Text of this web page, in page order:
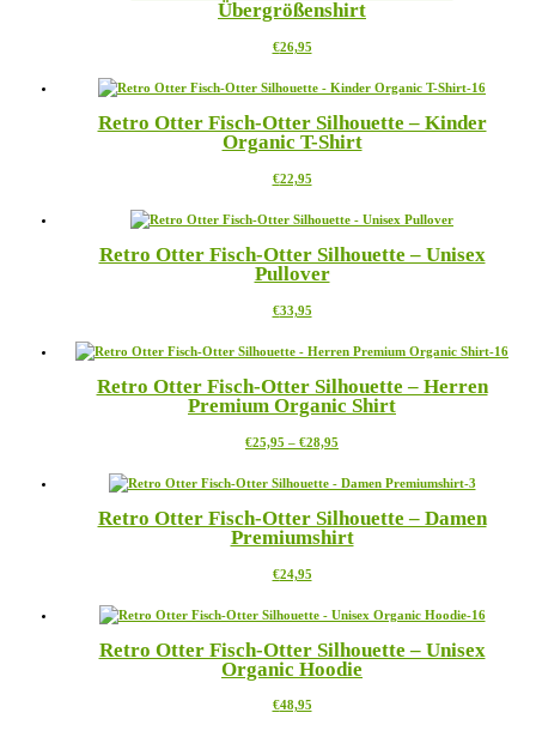
Übergrößenshirt
€26,95Dieses
weist
Varianten
auf.
Optionen
auf
Produktseite
gewählt
Retro Otter Fisch-Otter Silhouette – Kinder
Organic T-Shirt
€22,95Dieses
weist
Varianten
auf.
Optionen
auf
Produktseite
gewählt
Retro Otter Fisch-Otter Silhouette – Unisex
Pullover
€33,95Dieses
weist
Varianten
auf.
Optionen
auf
Produktseite
gewählt
Retro Otter Fisch-Otter Silhouette – Herren
Premium Organic Shirt
€25,95 – €28,95
bis
weist
Varianten
auf.
auf
Produktseite
gewählt
Retro Otter Fisch-Otter Silhouette – Damen
Premiumshirt
€24,95Dieses
weist
Varianten
auf.
Optionen
Retro Otter Fisch-Otter Silhouette – Unisex
Organic Hoodie
€48,95Dieses